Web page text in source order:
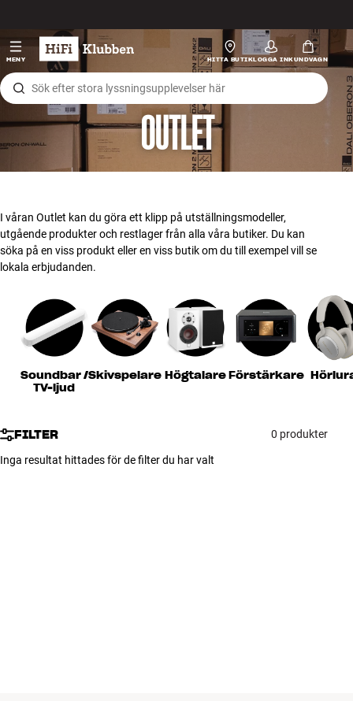
MENY HITTA BUTIKLOGGA INKUNDVAGN
HiFi
Högtalare
Skivspelare
Hörlurar
Surround
TV
Kablar
OUTLET
I våran Outlet kan du göra ett klipp på utställningsmodeller,
utgående produkter och restlager från alla våra butiker. Du kan
söka på en viss produkt eller en viss butik om du till exempel vill se
lokala erbjudanden.
Soundbar /
TV-ljud
Skivspelare HögtalareFörstärkare
FILTER 0 produkter
Inga resultat hittades för de filter du har valt